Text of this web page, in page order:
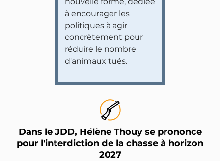
à encourager les
politiques à agir
concrètement pour
réduire le nombre
d'animaux tués.
Dans le JDD, Hélène Thouy se prononce
pour l'interdiction de la chasse à horizon
2027